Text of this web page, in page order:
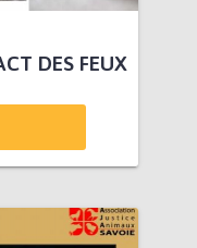
DES FEUX